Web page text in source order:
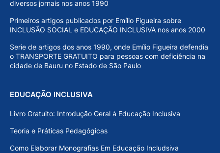
diversos jornais nos anos 1990
Primeiros artigos publicados por Emílio Figueira sobre
INCLUSÃO SOCIAL e EDUCAÇÃO INCLUSIVA nos anos 2000
Serie de artigos dos anos 1990, onde Emílio Figueira defendia
o TRANSPORTE GRATUITO para pessoas com deficiência na
cidade de Bauru no Estado de São Paulo
EDUCAÇÃO INCLUSIVA
Livro Gratuito: Introdução Geral à Educação Inclusiva
Teoria e Práticas Pedagógicas
Como Elaborar Monografias Em Educação Includsiva